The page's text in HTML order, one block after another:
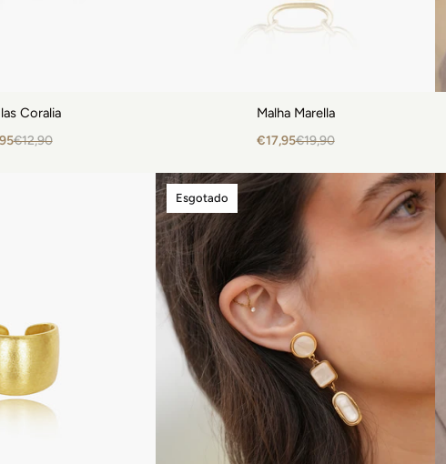
Coralia
€12,90
Malha Marella
€17,95€19,90
Esgotado